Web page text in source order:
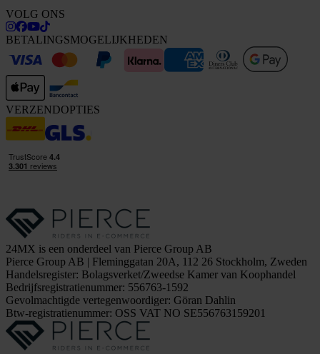
VOLG ONS
BETALINGSMOGELIJKHEDEN
VERZENDOPTIES
24MX is een onderdeel van Pierce Group AB
Pierce Group AB | Fleminggatan 20A, 112 26 Stockholm, Zweden
Handelsregister: Bolagsverket/Zweedse Kamer van Koophandel
Bedrijfsregistratienummer: 556763-1592
Gevolmachtigde vertegenwoordiger: Göran Dahlin
Btw-registratienummer: OSS VAT NO SE556763159201